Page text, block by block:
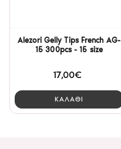
Alezori Gelly Tips French AG-
15 300pcs - 15 size
17,00€
ΚΑΛΑΘΙ